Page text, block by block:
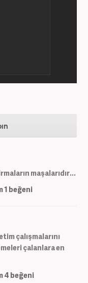
maşalarıdır...
1 beğeni
çalışmalarını
çalanlara en
4 beğeni